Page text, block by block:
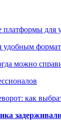
для
удобным
можно
как